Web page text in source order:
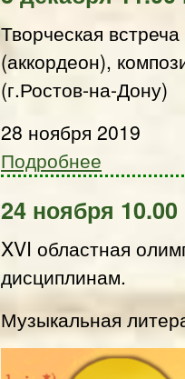
Творческая
(аккордеон),
(г.Ростов-на-Дону)
28 ноября 2019
Подробнее
24 ноября
XVI областная
дисциплинам.
Музыкальная